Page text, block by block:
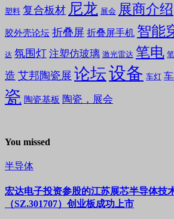
塑料 复合板材 尼龙 展会 展商介绍
胶外壳论坛 折叠屏 折叠屏手机 智能
达 氛围灯 注塑仿玻璃 激光雷达 笔电
造 艾邦陶瓷展 论坛设备 车灯
瓷 陶瓷基板 陶瓷，展会
You missed
半导体
宏达电子投资参股的江苏展芯半导体技
（SZ.301707）创业板成功上市